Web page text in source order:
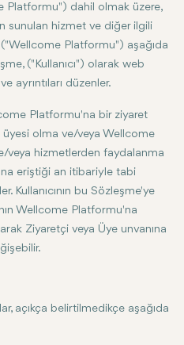
Platformu") dahil olmak üzere,
sunulan hizmet ve diğer ilgili
Platformu") aşağıda
("Kullanıcı") olarak web
ayrıntıları düzenler.
Platformu'na bir ziyaret
olma ve/veya Wellcome
veya hizmetlerden faydalanma
eriştiği an itibariyle tabi
Kullanıcının bu Sözleşme'ye
Wellcome Platformu'na
Ziyaretçi veya Üye unvanına
açıkça belirtilmedikçe aşağıda